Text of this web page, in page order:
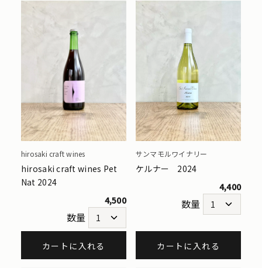
hirosaki craft wines
hirosaki craft wines Pet
Nat 2024
4,500
数量
カートに入れる
サンマモルワイナリー
ケルナー 2024
4,400
数量
カートに入れる